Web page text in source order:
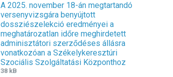
A 2025. november 18-án megtartandó
versenyvizsgára benyújtott
dossziészelekció eredményei a
meghatározatlan időre meghirdetett
adminisztátori szerződéses állásra
vonatkozóan a Székelykeresztúri
Szociális Szolgáltatási Központhoz
F
F
38 kB